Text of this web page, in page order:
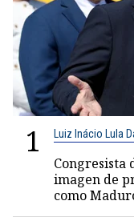
1 Luiz Inácio Lula
Congresista
imagen de
como